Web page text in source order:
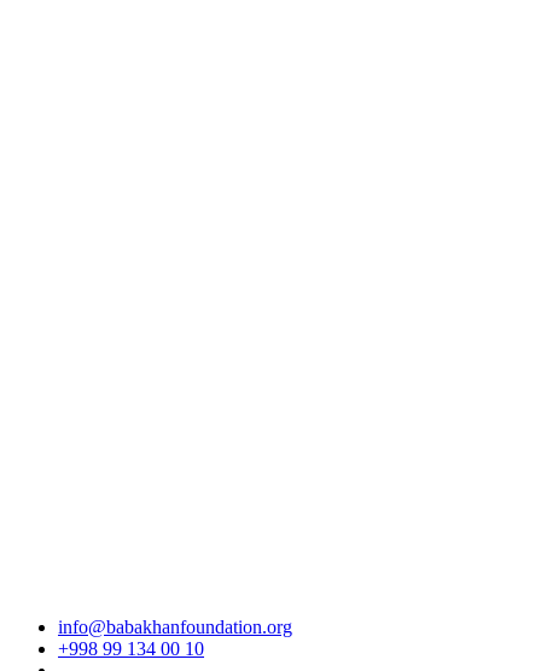
info@babakhanfoundation.org
+998 99 134 00 10